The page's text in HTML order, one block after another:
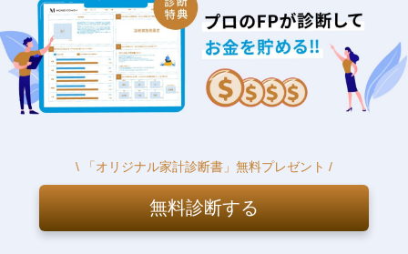
\ 「オリジナル家計診断書」無料プレゼント /
無料診断する